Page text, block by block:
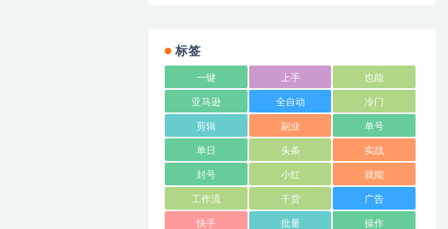
标签
一键 上手 也能
亚马逊 全自动 冷门
剪辑 副业 单号
单日 头条 实战
封号 小红 就能
工作流 干货 广告
快手 批量 操作